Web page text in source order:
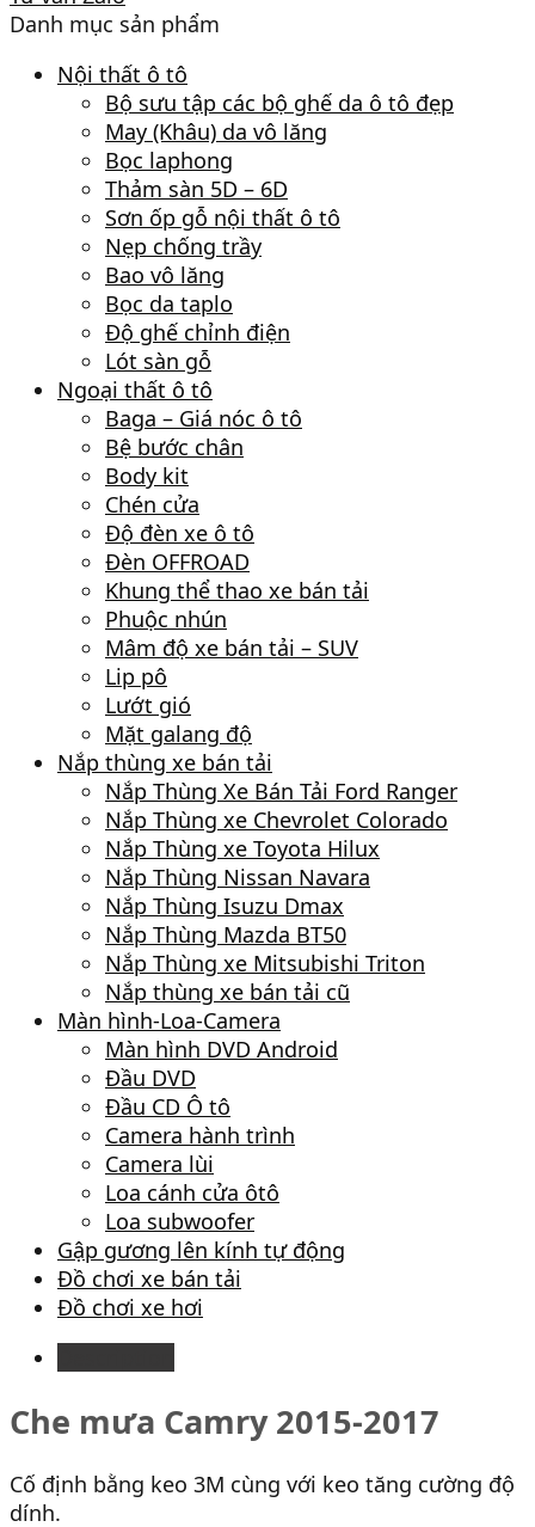
Danh mục sản phẩm
Nội thất ô tô
Bộ sưu tập các bộ ghế da ô tô đẹp
May (Khâu) da vô lăng
Bọc laphong
Thảm sàn 5D – 6D
Sơn ốp gỗ nội thất ô tô
Nẹp chống trầy
Bao vô lăng
Bọc da taplo
Độ ghế chỉnh điện
Lót sàn gỗ
Ngoại thất ô tô
Baga – Giá nóc ô tô
Bệ bước chân
Body kit
Chén cửa
Độ đèn xe ô tô
Đèn OFFROAD
Khung thể thao xe bán tải
Phuộc nhún
Mâm độ xe bán tải – SUV
Lip pô
Lướt gió
Mặt galang độ
Nắp thùng xe bán tải
Nắp Thùng Xe Bán Tải Ford Ranger
Nắp Thùng xe Chevrolet Colorado
Nắp Thùng xe Toyota Hilux
Nắp Thùng Nissan Navara
Nắp Thùng Isuzu Dmax
Nắp Thùng Mazda BT50
Nắp Thùng xe Mitsubishi Triton
Nắp thùng xe bán tải cũ
Màn hình-Loa-Camera
Màn hình DVD Android
Đầu DVD
Đầu CD Ô tô
Camera hành trình
Camera lùi
Loa cánh cửa ôtô
Loa subwoofer
Gập gương lên kính tự động
Đồ chơi xe bán tải
Đồ chơi xe hơi
Che mưa Camry 2015-2017
Cố định bằng keo 3M cùng với keo tăng cường độ
dính.